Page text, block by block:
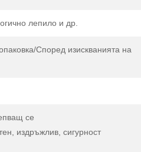
лепило и др.
Според изискванията на
се
издръжлив, сигурност